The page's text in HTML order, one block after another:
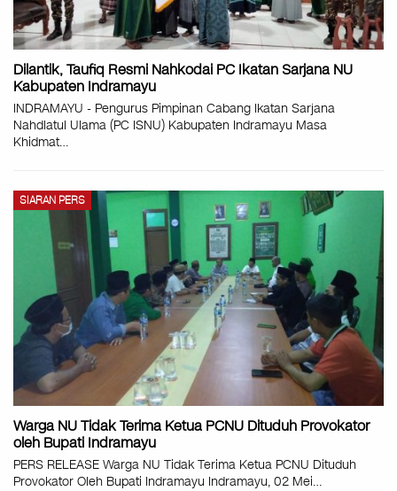
Dilantik, Taufiq Resmi Nahkodai PC Ikatan Sarjana NU
Kabupaten Indramayu
INDRAMAYU - Pengurus Pimpinan Cabang Ikatan Sarjana
Nahdlatul Ulama (PC ISNU) Kabupaten Indramayu Masa
Khidmat…
SIARAN PERS
Warga NU Tidak Terima Ketua PCNU Dituduh Provokator
oleh Bupati Indramayu
PERS RELEASE Warga NU Tidak Terima Ketua PCNU Dituduh
Provokator Oleh Bupati Indramayu Indramayu, 02 Mei…